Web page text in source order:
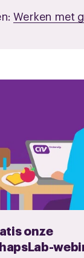
Werken met
onze